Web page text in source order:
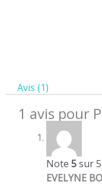
Avis (1)
1 avis pour
Note 5sur 5
EVELYNE